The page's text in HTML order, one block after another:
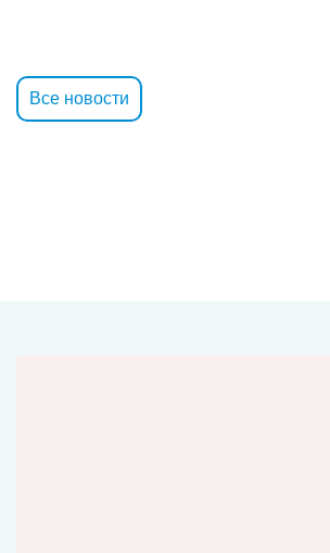
Все новости